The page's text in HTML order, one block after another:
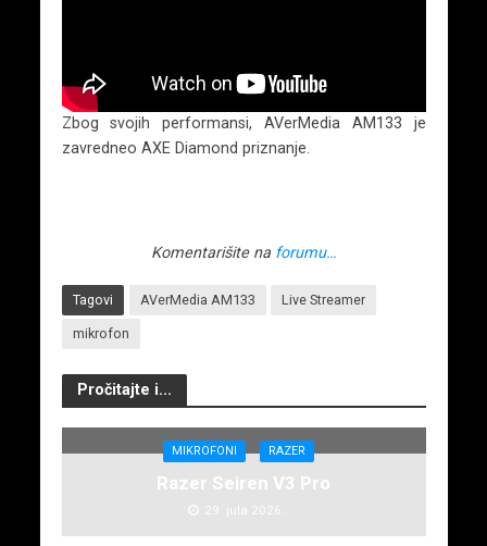
Zbog svojih performansi, AVerMedia AM133 je
zavredneo AXE Diamond priznanje.
Komentarišite na forumu…
Tagovi AVerMedia AM133 Live Streamer
mikrofon
Pročitajte i...
MIKROFONI RAZER
Razer Seiren V3 Pro
29. jula 2026.